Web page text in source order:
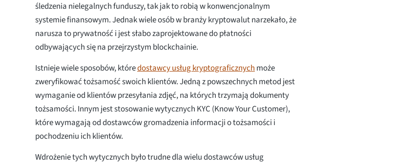
śledzenia nielegalnych funduszy, tak jak to robią w konwencjonalnym
systemie finansowym. Jednak wiele osób w branży kryptowalut narzekało, że
narusza to prywatność i jest słabo zaprojektowane do płatności
odbywających się na przejrzystym blockchainie.
Istnieje wiele sposobów, któredostawcy usług kryptograficznychmoże
zweryfikować tożsamość swoich klientów. Jedną z powszechnych metod jest
wymaganie od klientów przesyłania zdjęć, na których trzymają dokumenty
tożsamości. Innym jest stosowanie wytycznych KYC (Know Your Customer),
które wymagają od dostawców gromadzenia informacji o tożsamości i
pochodzeniu ich klientów.
Wdrożenie tych wytycznych było trudne dla wielu dostawców usług